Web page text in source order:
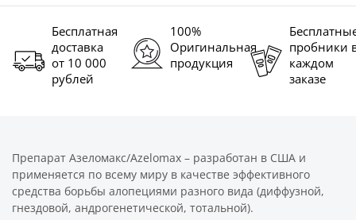
Бесплатная
доставка
от 10 000
рублей
100%
Оригинальная
продукция
пробники
каждом
заказе
Препарат Азеломакс/Azelomax – разработан в США и
применяется по всему миру в качестве эффективного
средства борьбы алопециями разного вида (диффузной,
гнездовой, андрогенетической, тотальной).